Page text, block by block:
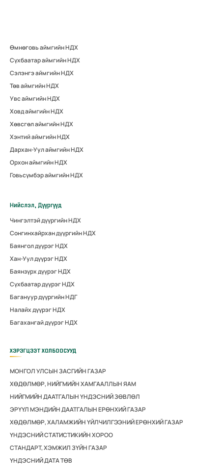
Өмнөговь аймгийн НДХ
Сүхбаатар аймгийн НДХ
Сэлэнгэ аймгийн НДХ
Төв аймгийн НДХ
Увс аймгийн НДХ
Ховд аймгийн НДХ
Хөвсгөл аймгийн НДХ
Хэнтий аймгийн НДХ
Дархан-Уул аймгийн НДХ
Орхон аймгийн НДХ
Говьсүмбэр аймгийн НДХ
Нийслэл, Дүүргүүд
Чингэлтэй дүүргийн НДХ
Сонгинхайрхан дүүргийн НДХ
Баянгол дүүрэг НДХ
Хан-Уул дүүрэг НДХ
Баянзүрх дүүрэг НДХ
Сүхбаатар дүүрэг НДХ
Багануур дүүргийн НДГ
Налайх дүүрэг НДХ
Багахангай дүүрэг НДХ
ХЭРЭГЦЭЭТ ХОЛБООСУУД
МОНГОЛ УЛСЫН ЗАСГИЙН ГАЗАР
ХӨДӨЛМӨР, НИЙГМИЙН ХАМГААЛЛЫН ЯАМ
НИЙГМИЙН ДААТГАЛЫН ҮНДЭСНИЙ ЗӨВЛӨЛ
ЭРҮҮЛ МЭНДИЙН ДААТГАЛЫН ЕРӨНХИЙ ГАЗАР
ХӨДӨЛМӨР, ХАЛАМЖИЙН ҮЙЛЧИЛГЭЭНИЙ ЕРӨНХИЙ ГАЗАР
ҮНДЭСНИЙ СТАТИСТИКИЙН ХОРОО
СТАНДАРТ, ХЭМЖИЛ ЗҮЙН ГАЗАР
ҮНДЭСНИЙ ДАТА ТӨВ